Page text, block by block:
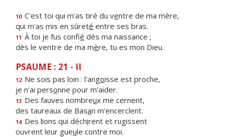
10 C'est toi qui m'as tiré du ventre de ma mère,
qui m'as mis en sûreté entre ses bras.
11 À toi je fus confié dès ma naissance ;
dès le ventre de ma mère, tu es mon Dieu.
PSAUME : 21 - II
12 Ne sois pas loin : l'angoisse est proche,
je n'ai personne pour m'aider.
13 Des fauves nombreux me cernent,
des taureaux de Basan m'encerclent.
14 Des lions qui déchirent et rugissent
ouvrent leur gueule contre moi.